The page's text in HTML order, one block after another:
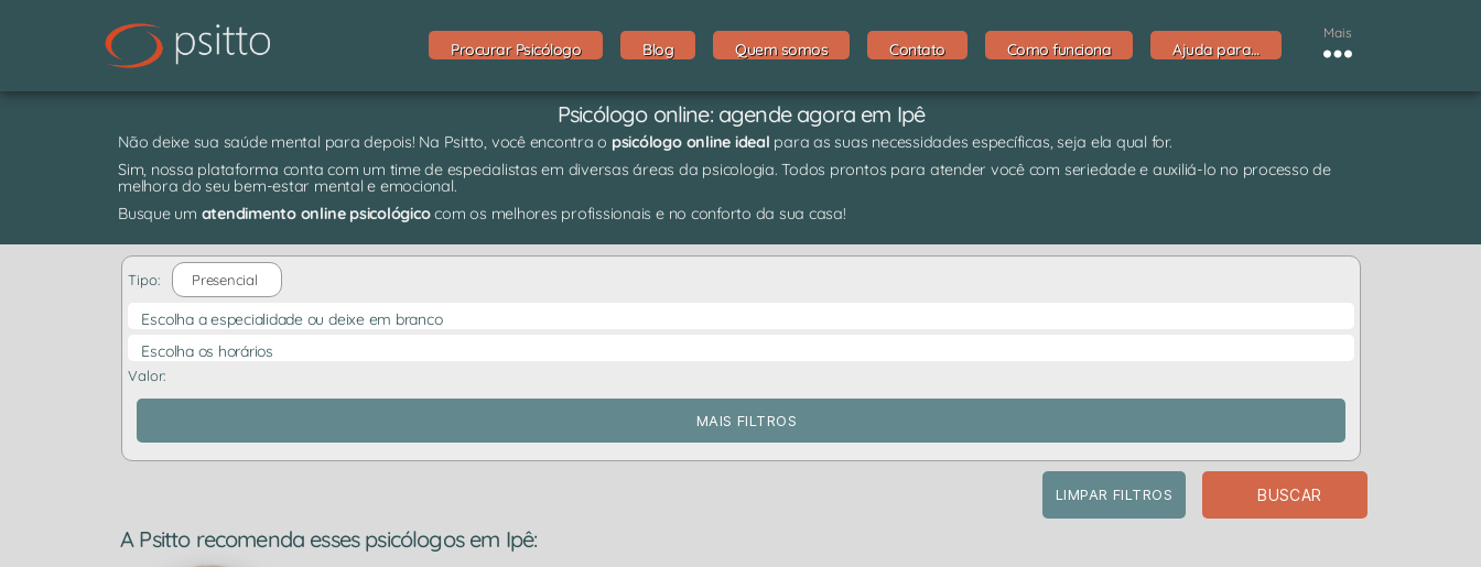
Procurar Psicólogo Blog Quem somos Contato Como funciona Ajuda para…
Mais
Psicólogo online: agende agora em Ipê
Não deixe sua saúde mental para depois! Na Psitto, você encontra o psicólogo online ideal para as suas necessidades específicas, seja ela qual for.
Sim, nossa plataforma conta com um time de especialistas em diversas áreas da psicologia. Todos prontos para atender você com seriedade e auxiliá-lo no processo de
melhora do seu bem-estar mental e emocional.
Busque um atendimento online psicológicocom os melhores profissionais e no conforto da sua casa!
Tipo: Presencial
Escolha a especialidade ou deixe em branco
Escolha os horários
Valor:
MAIS FILTROS
LIMPAR FILTROS BUSCAR
A Psitto recomenda esses psicólogos em Ipê: